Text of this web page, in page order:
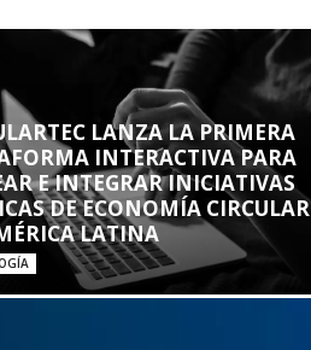
LANZA LA PRIMERA
INTERACTIVA PARA
E INTEGRAR INICIATIVAS
DE ECONOMÍA CIRCULAR
LATINA